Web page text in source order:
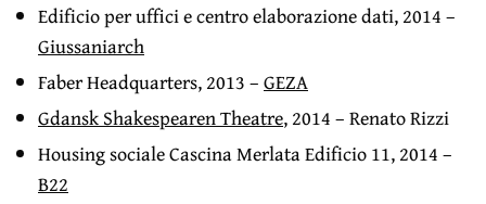
Edificio per uffici e centro elaborazione dati, 2014 –
Giussaniarch
Faber Headquarters, 2013 –GEZA
Gdansk Shakespearen Theatre, 2014 – Renato Rizzi
Housing sociale Cascina Merlata Edificio 11, 2014 –
B22